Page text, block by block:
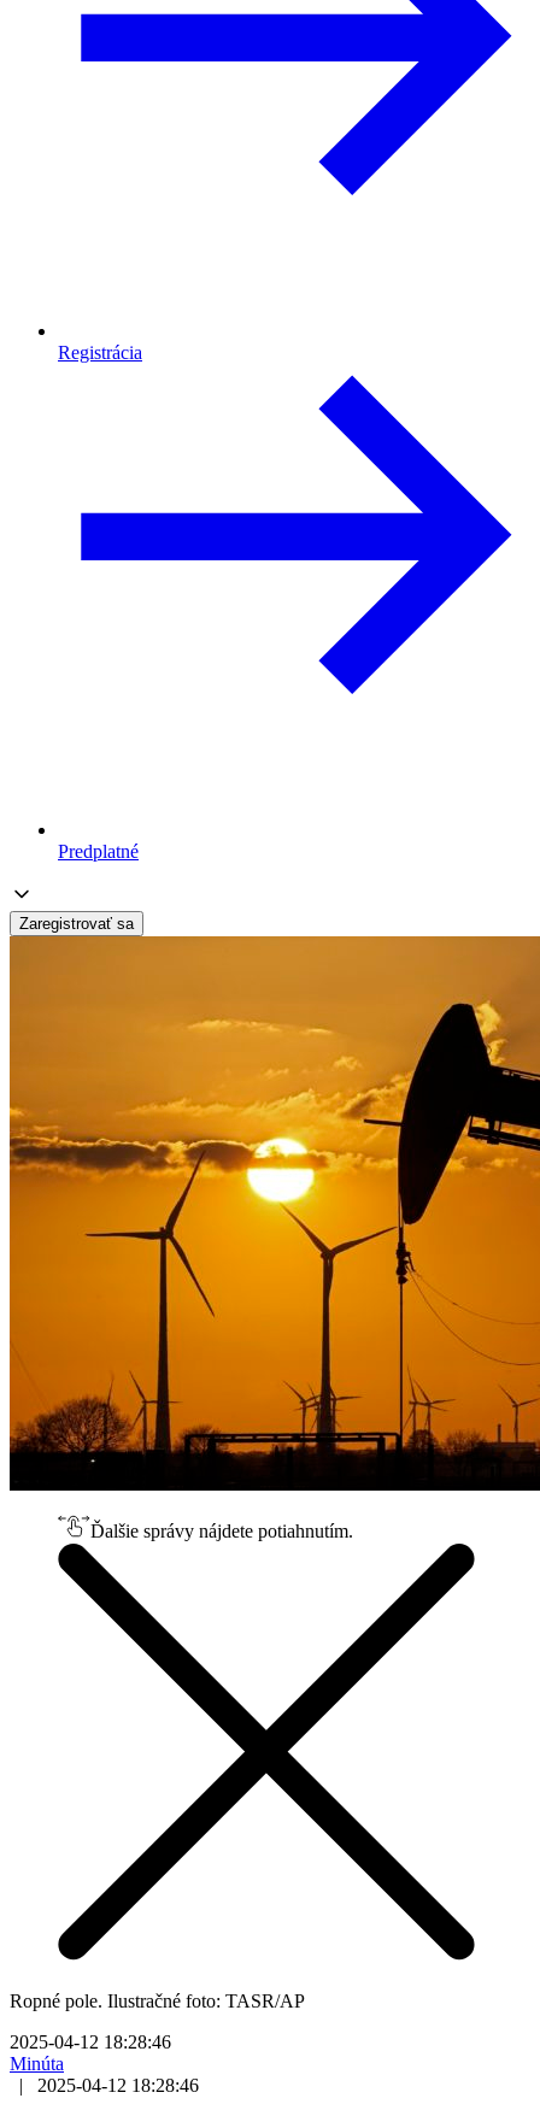
Registrácia
Predplatné
Zaregistrovať sa
Ďalšie správy nájdete potiahnutím.
Ropné pole. Ilustračné foto: TASR/AP
2025-04-12 18:28:46
Minúta
|
2025-04-12 18:28:46